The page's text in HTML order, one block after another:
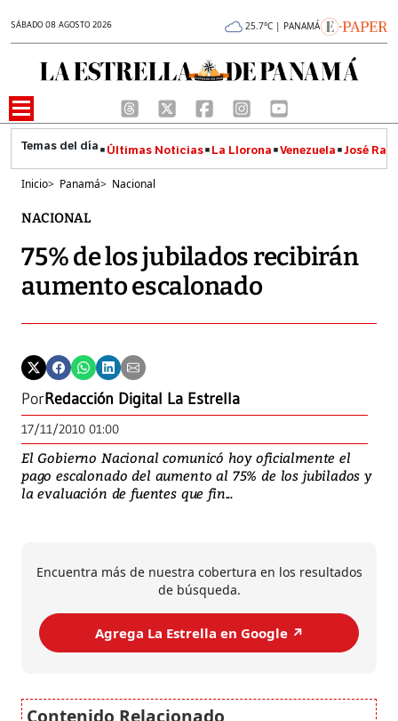
SÁBADO 08 AGOSTO 2026 25.7°C | PANAMÁ
Últimas Noticias La Llorona Venezuela José
Inicio> Panamá> Nacional
NACIONAL
75% de los jubilados recibirán
aumento escalonado
PorRedacción Digital La Estrella
17/11/2010 01:00
El Gobierno Nacional comunicó hoy oficialmente el
pago escalonado del aumento al 75% de los jubilados y
la evaluación de fuentes que fin...
Encuentra más de nuestra cobertura en los resultados
de búsqueda.
Agrega La Estrella en Google ↗️